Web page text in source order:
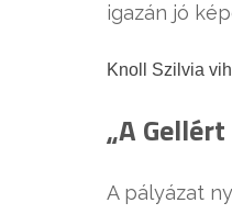
igazán jó
Knoll Szilvia
„A
A pályázat